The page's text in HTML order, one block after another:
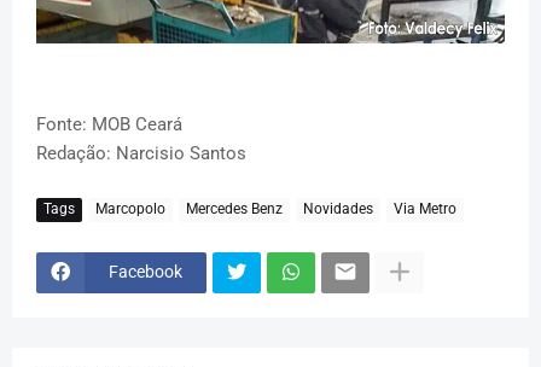
Fonte: MOB Ceará
Redação: Narcisio Santos
Tags Marcopolo Mercedes Benz Novidades Via Metro
Facebook